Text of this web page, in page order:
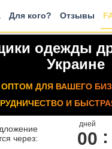
Для кого? Отзывы
одежды
Украине
ДЛЯ ВАШЕГО
И
через:
дней
00